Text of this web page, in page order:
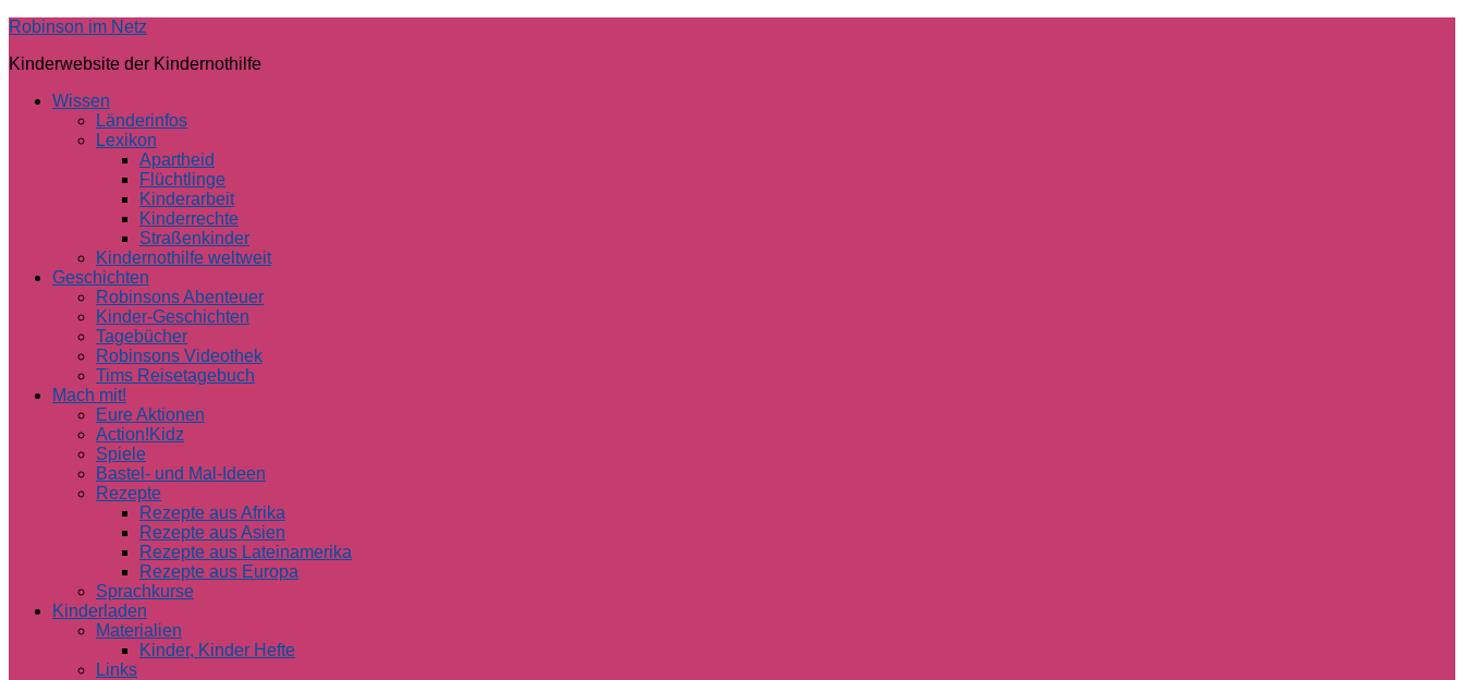
Skip
content
Robinson im Netz
Kinderwebsite der Kindernothilfe
Wissen
Länderinfos
Lexikon
Apartheid
Flüchtlinge
Kinderarbeit
Kinderrechte
Straßenkinder
Kindernothilfe weltweit
Geschichten
Robinsons Abenteuer
Kinder-Geschichten
Tagebücher
Robinsons Videothek
Tims Reisetagebuch
Mach mit!
Eure Aktionen
Action!Kidz
Spiele
Bastel- und Mal-Ideen
Rezepte
Rezepte aus Afrika
Rezepte aus Asien
Rezepte aus Lateinamerika
Rezepte aus Europa
Sprachkurse
Kinderladen
Materialien
Kinder, Kinder Hefte
Links